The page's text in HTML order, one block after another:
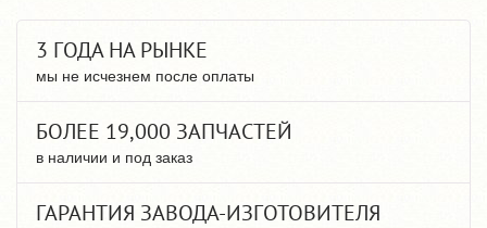
3 ГОДА НА РЫНКЕ
мы не исчезнем после оплаты
БОЛЕЕ 19,000 ЗАПЧАСТЕЙ
в наличии и под заказ
ГАРАНТИЯ ЗАВОДА-ИЗГОТОВИТЕЛЯ